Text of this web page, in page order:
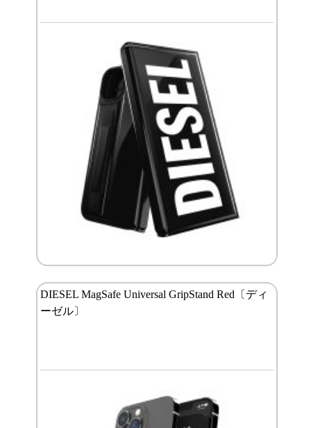
DIESEL MagSafe Universal GripStand Red〔ディ
ーゼル〕